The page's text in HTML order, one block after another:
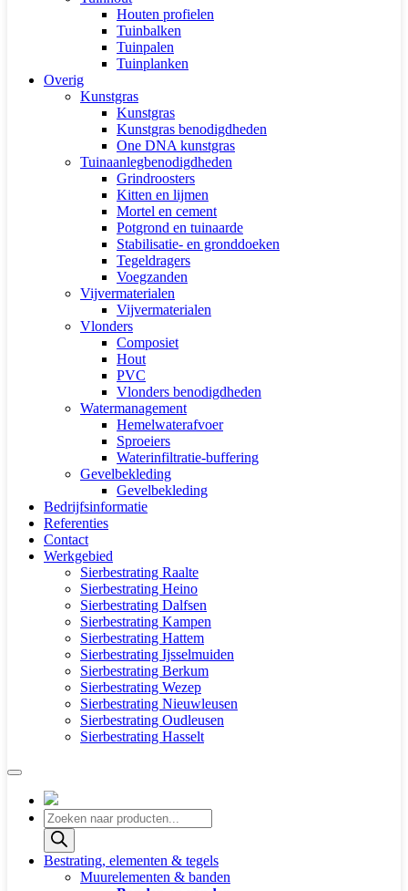
Houten profielen
Tuinbalken
Tuinpalen
Tuinplanken
Overig
Kunstgras
Kunstgras
Kunstgras benodigdheden
One DNA kunstgras
Tuinaanlegbenodigdheden
Grindroosters
Kitten en lijmen
Mortel en cement
Potgrond en tuinaarde
Stabilisatie- en gronddoeken
Tegeldragers
Voegzanden
Vijvermaterialen
Vijvermaterialen
Vlonders
Composiet
Hout
PVC
Vlonders benodigdheden
Watermanagement
Hemelwaterafvoer
Sproeiers
Waterinfiltratie-buffering
Gevelbekleding
Gevelbekleding
Bedrijfsinformatie
Referenties
Contact
Werkgebied
Sierbestrating Raalte
Sierbestrating Heino
Sierbestrating Dalfsen
Sierbestrating Kampen
Sierbestrating Hattem
Sierbestrating Ijsselmuiden
Sierbestrating Berkum
Sierbestrating Wezep
Sierbestrating Nieuwleusen
Sierbestrating Oudleusen
Sierbestrating Hasselt
Producten
zoeken
Bestrating, elementen & tegels
Muurelementen & banden